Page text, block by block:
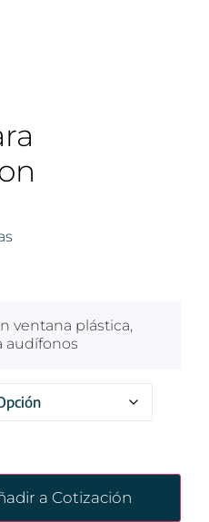
ventana plástica,
audífonos
a Cotización